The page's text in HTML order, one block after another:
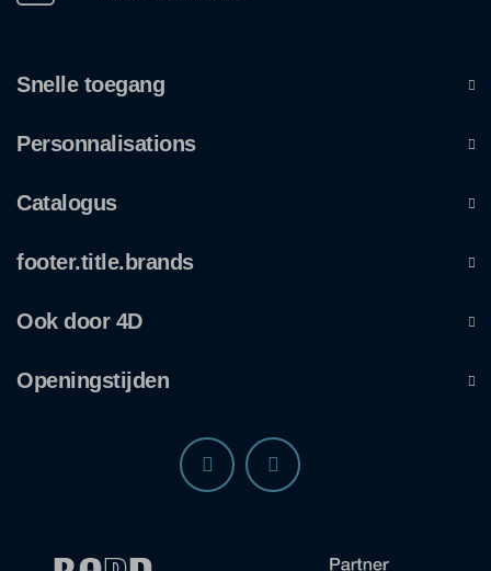
Snelle toegang
Personnalisations
Catalogus
footer.title.brands
Ook door 4D
Openingstijden